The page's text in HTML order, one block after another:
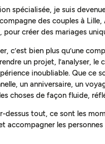
spécialisée, je suis
des couples à
créer des mariages
c’est bien plus qu’une
un projet, l’analyser, le
inoubliable. Que ce
un anniversaire, un
choses de façon fluide,
dessus tout, ce sont les
accompagner les